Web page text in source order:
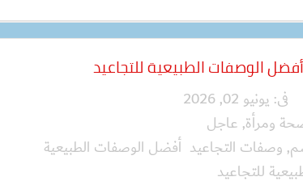
الوصفات الطبيعية للتجاعيد
فى: يونيو 02, 2026
ومرأة, عاجل
, وصفات التجاعيد أفضل الوصفات الطبيعية
للتجاعيد